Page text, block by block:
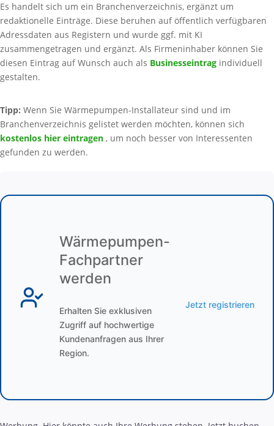
Es handelt sich um ein Branchenverzeichnis, ergänzt um
redaktionelle Einträge. Diese beruhen auf öffentlich verfügbaren
Adressdaten aus Registern und wurde ggf. mit KI
zusammengetragen und ergänzt. Als Firmeninhaber können Sie
diesen Eintrag auf Wunsch auch als Businesseintrag individuell
gestalten.
Tipp: Wenn Sie Wärmepumpen-Installateur sind und im
Branchenverzeichnis gelistet werden möchten, können sich
kostenlos hier eintragen , um noch besser von Interessenten
gefunden zu werden.
Wärmepumpen-
Fachpartner
werden
Erhalten Sie exklusiven
Zugriff auf hochwertige
Kundenanfragen aus Ihrer
Region.
Jetzt registrieren